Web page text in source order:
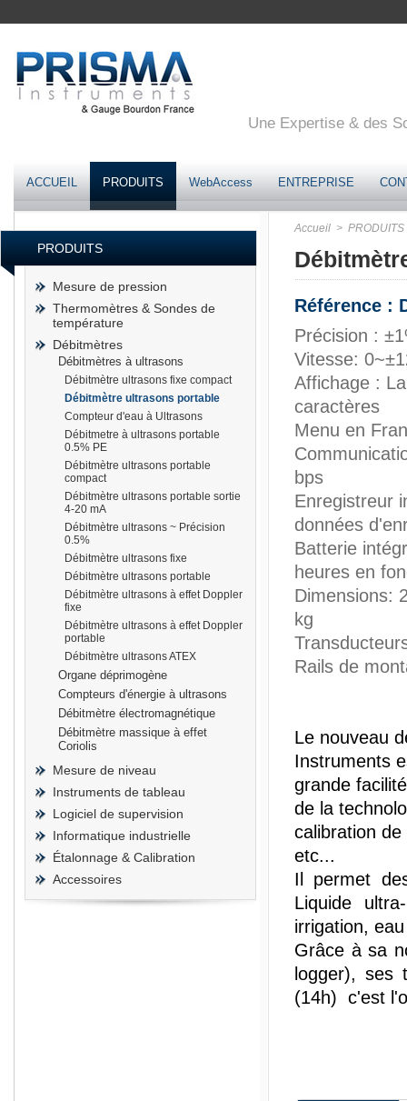
Une Expertise & des
ACCUEIL PRODUITS WebAccess ENTREPRISE
PRODUITS
Mesure de pression
Thermomètres & Sondes de
température
Débitmètres
Débitmètres à ultrasons
Débitmètre ultrasons fixe compact
Débitmètre ultrasons portable
Compteur d'eau à Ultrasons
Débitmetre à ultrasons portable
0.5% PE
Débitmètre ultrasons portable
compact
Débitmètre ultrasons portable sortie
4-20 mA
Débitmètre ultrasons ~ Précision
0.5%
Débitmètre ultrasons fixe
Débitmètre ultrasons portable
Débitmètre ultrasons à effet Doppler
fixe
Débitmètre ultrasons à effet Doppler
portable
Débitmètre ultrasons ATEX
Organe déprimogène
Compteurs d'énergie à ultrasons
Débitmètre électromagnétique
Débitmètre massique à effet
Coriolis
Mesure de niveau
Instruments de tableau
Logiciel de supervision
Informatique industrielle
Étalonnage & Calibration
Accessoires
Accueil > PRODUITS
Référence :
Précision :
Vitesse:
Affichage :
caractères
Menu en
bps
Enregistreur
données
Batterie
heures en
Dimensions:
kg
Rails de
Le nouveau
Instruments
grande
de la
calibration
etc...
Il permet
Liquide
irrigation,
Grâce à sa
logger), ses
(14h) c'est